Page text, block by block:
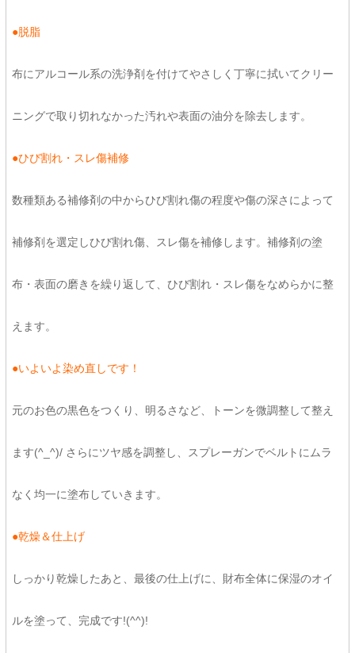
●脱脂
布にアルコール系の洗浄剤を付けてやさしく丁寧に拭いてクリー
ニングで取り切れなかった汚れや表面の油分を除去します。
●ひび割れ・スレ傷補修
数種類ある補修剤の中からひび割れ傷の程度や傷の深さによって
補修剤を選定しひび割れ傷、スレ傷を補修します。補修剤の塗
布・表面の磨きを繰り返して、ひび割れ・スレ傷をなめらかに整
えます。
●いよいよ染め直しです！
元のお色の黒色をつくり、明るさなど、トーンを微調整して整え
ます(^_^)/ さらにツヤ感を調整し、スプレーガンでベルトにムラ
なく均一に塗布していきます。
●乾燥＆仕上げ
しっかり乾燥したあと、最後の仕上げに、財布全体に保湿のオイ
ルを塗って、完成です!(^^)!